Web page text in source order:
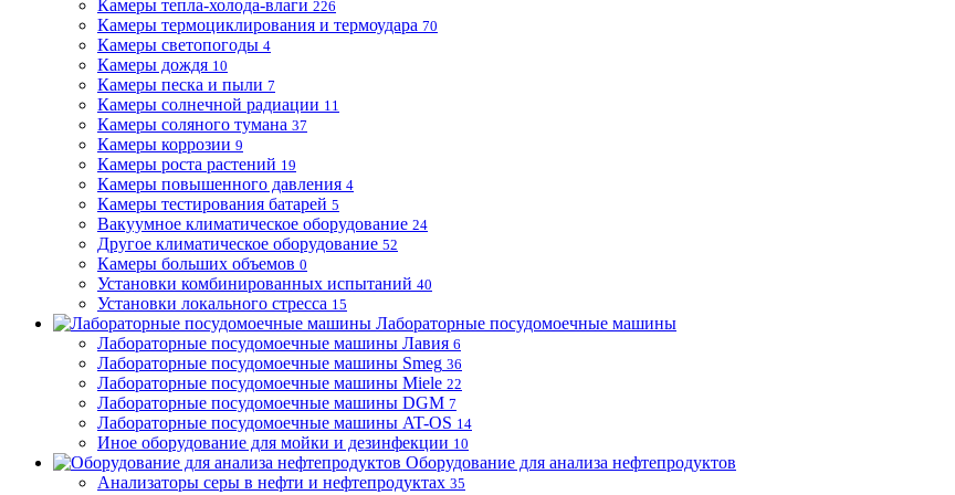
Камеры тепла-холода-влаги 226
Камеры термоциклирования и термоудара 70
Камеры светопогоды 4
Камеры дождя 10
Камеры песка и пыли 7
Камеры солнечной радиации 11
Камеры соляного тумана 37
Камеры коррозии 9
Камеры роста растений 19
Камеры повышенного давления 4
Камеры тестирования батарей 5
Вакуумное климатическое оборудование 24
Другое климатическое оборудование 52
Камеры больших объемов 0
Установки комбинированных испытаний 40
Установки локального стресса 15
Лабораторные посудомоечные машины
Лабораторные посудомоечные машины Лавия 6
Лабораторные посудомоечные машины Smeg 36
Лабораторные посудомоечные машины Miele 22
Лабораторные посудомоечные машины DGM 7
Лабораторные посудомоечные машины AT-OS 14
Иное оборудование для мойки и дезинфекции 10
Оборудование для анализа нефтепродуктов
Анализаторы серы в нефти и нефтепродуктах 35